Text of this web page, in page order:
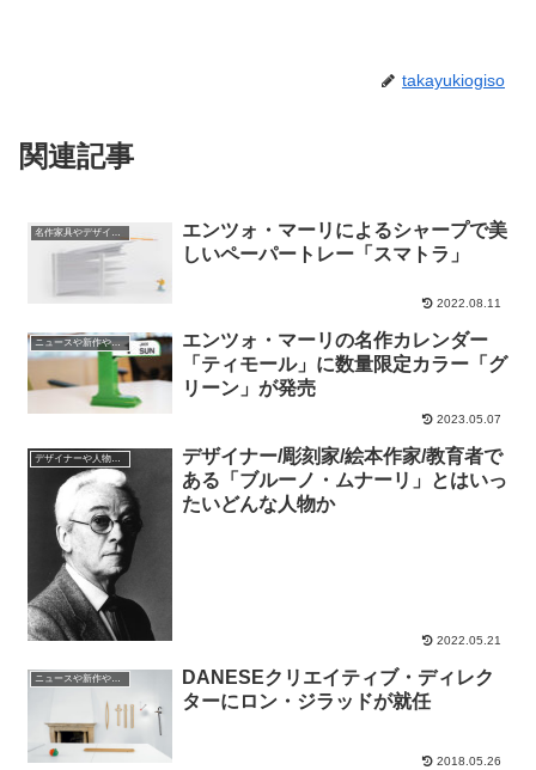
takayukiogiso
関連記事
名作家具やデザインの話
エンツォ・マーリによるシャープで美
しいペーパートレー「スマトラ」
2022.08.11
ニュースや新作やイベントの情報
エンツォ・マーリの名作カレンダー
「ティモール」に数量限定カラー「グ
リーン」が発売
2023.05.07
デザイナーや人物の紹介
デザイナー/彫刻家/絵本作家/教育者で
ある「ブルーノ・ムナーリ」とはいっ
たいどんな人物か
2022.05.21
ニュースや新作やイベントの情報
DANESEクリエイティブ・ディレク
ターにロン・ジラッドが就任
2018.05.26